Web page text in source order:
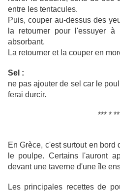
entre les tentacules.
Puis, couper au-dessus des
la retourner pour l'essuyer
absorbant.
La retourner et la couper en
Sel :
ne pas ajouter de sel car le
ferai durcir.
*** *
En Grèce, c'est surtout en
le poulpe. Certains l'auront
devant une taverne d'une île
Les principales recettes de